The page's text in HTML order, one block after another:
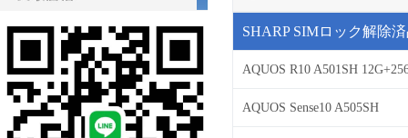
SHARP SIMロック解除
AQUOS R10 A501SH
AQUOS Sense10 A505SH